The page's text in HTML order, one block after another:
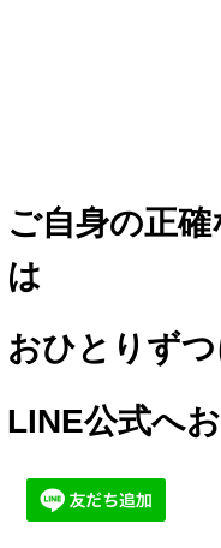
ご自身の正
は
おひとりず
LINE公式へ